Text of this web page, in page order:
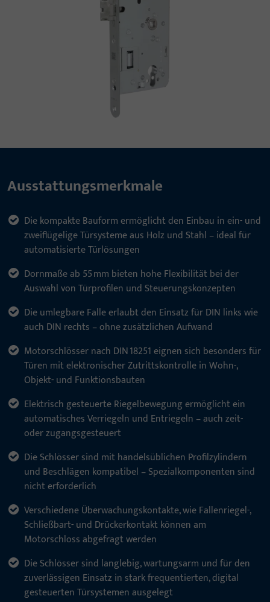
Ausstattungsmerkmale
Die kompakte Bauform ermöglicht den Einbau in ein- und
zweiflügelige Türsysteme aus Holz und Stahl – ideal für
automatisierte Türlösungen
Dornmaße ab 55 mm bieten hohe Flexibilität bei der
Auswahl von Türprofilen und Steuerungskonzepten
Die umlegbare Falle erlaubt den Einsatz für DIN links wie
auch DIN rechts – ohne zusätzlichen Aufwand
Motorschlösser nach DIN 18251 eignen sich besonders für
Türen mit elektronischer Zutrittskontrolle in Wohn-,
Objekt- und Funktionsbauten
Elektrisch gesteuerte Riegelbewegung ermöglicht ein
automatisches Verriegeln und Entriegeln – auch zeit-
oder zugangsgesteuert
Die Schlösser sind mit handelsüblichen Profilzylindern
und Beschlägen kompatibel – Spezialkomponenten sind
nicht erforderlich
Verschiedene Überwachungskontakte, wie Fallenriegel-,
Schließbart- und Drückerkontakt können am
Motorschloss abgefragt werden
Die Schlösser sind langlebig, wartungsarm und für den
zuverlässigen Einsatz in stark frequentierten, digital
gesteuerten Türsystemen ausgelegt